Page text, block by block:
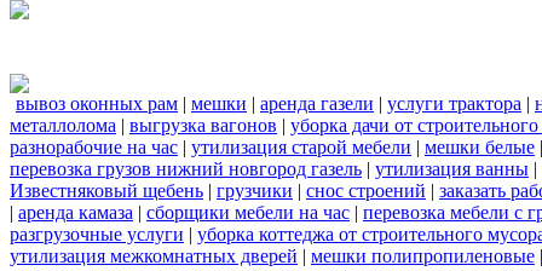
вывоз оконных рам | мешки | аренда газели | услуги трактора |
металлолома | выгрузка вагонов | уборка дачи от
разнорабочие на час | утилизация старой мебели | мешки белые
перевозка грузов нижний новгород газель | утилизация ванны |
Известняковый щебень | грузчики | снос строений | заказать
| аренда камаза | сборщики мебели на час | перевозка мебели с
разгрузочные услуги | уборка коттеджа от строительного
утилизация межкомнатных дверей | мешки полипропиленовые